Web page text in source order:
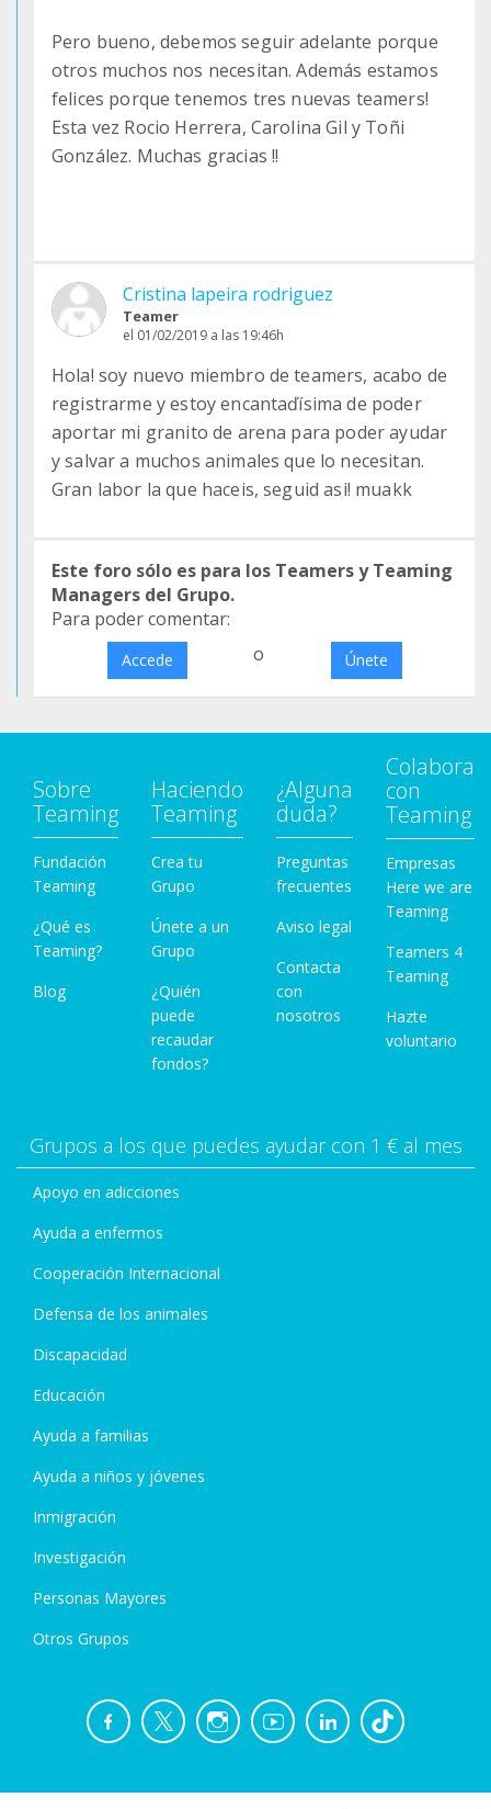
Pero bueno, debemos seguir adelante porque
otros muchos nos necesitan. Además estamos
felices porque tenemos tres nuevas teamers!
Esta vez Rocio Herrera, Carolina Gil y Toñi
González. Muchas gracias !!
Cristina lapeira rodriguez
Teamer
el 01/02/2019 a las 19:46h
Hola! soy nuevo miembro de teamers, acabo de
registrarme y estoy encantaďísima de poder
aportar mi granito de arena para poder ayudar
y salvar a muchos animales que lo necesitan.
Gran labor la que haceis, seguid asi! muakk
Este foro sólo es para los Teamers y Teaming
Managers del Grupo.
Para poder comentar:
Accede o Únete
Sobre
Teaming
Fundación
Teaming
¿Qué es
Teaming?
Blog
Haciendo
Teaming
Crea tu
Grupo
Únete a un
Grupo
¿Quién
puede
recaudar
fondos?
¿Alguna
duda?
Preguntas
frecuentes
Aviso legal
Contacta
con
nosotros
Colabora
con
Teaming
Empresas
Here we are
Teaming
Teamers 4
Teaming
Hazte
voluntario
Grupos a los que puedes ayudar con 1 € al mes
Apoyo en adicciones
Ayuda a enfermos
Cooperación Internacional
Defensa de los animales
Discapacidad
Educación
Ayuda a familias
Ayuda a niños y jóvenes
Inmigración
Investigación
Personas Mayores
Otros Grupos